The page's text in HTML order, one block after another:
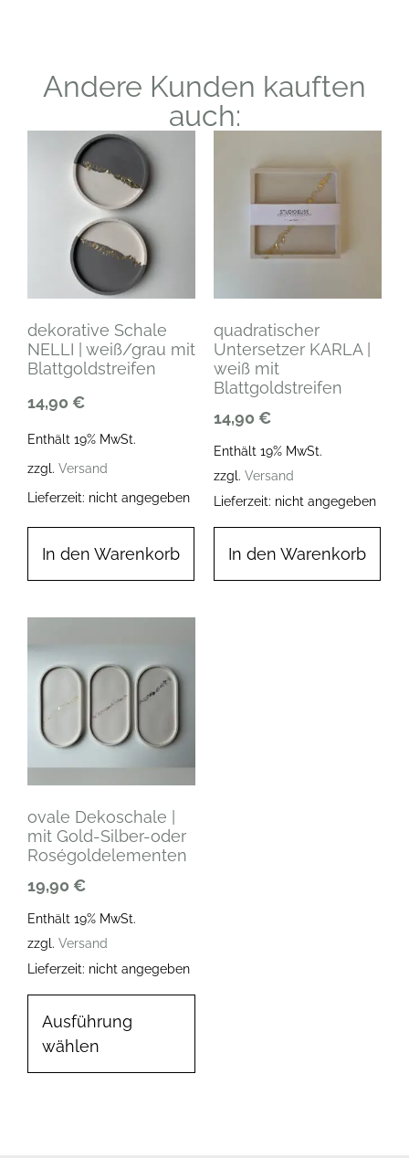
Andere Kunden kauften
auch:
dekorative Schale
NELLI | weiß/grau mit
Blattgoldstreifen
14,90 €
Enthält 19% MwSt.
zzgl. Versand
Lieferzeit: nicht angegeben
In den Warenkorb
quadratischer
Untersetzer KARLA |
weiß mit
Blattgoldstreifen
14,90 €
Enthält 19% MwSt.
zzgl. Versand
Lieferzeit: nicht angegeben
In den Warenkorb
ovale Dekoschale |
mit Gold-Silber-oder
Roségoldelementen
19,90 €
Enthält 19% MwSt.
zzgl. Versand
Lieferzeit: nicht angegeben
Ausführung
wählen